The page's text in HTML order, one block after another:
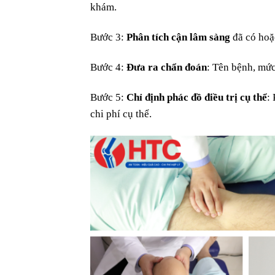
khám.
Bước 3: Phân tích cận lâm sàng đã có
Bước 4: Đưa ra chẩn đoán: Tên bệnh,
Bước 5: Chỉ định phác đồ điều trị cụ thể:
chi phí cụ thể.